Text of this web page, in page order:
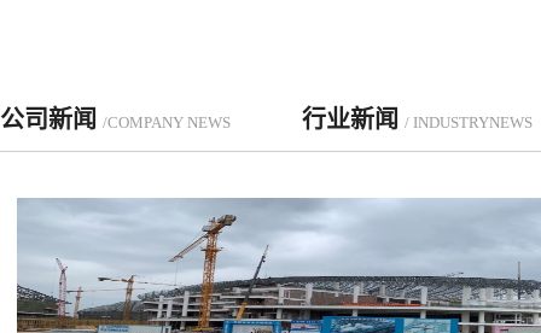
公司新闻 /COMPANY NEWS 行业新闻 / INDUSTRYNEWS